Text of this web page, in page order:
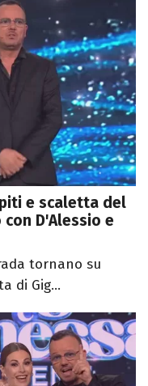
e scaletta del
D'Alessio e
tornano su
di Gig...